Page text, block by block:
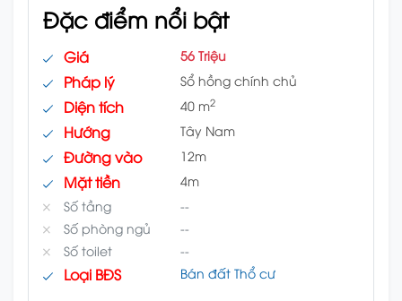
Đặc điểm nổi bật
Giá 56 Triệu
Pháp lý Sổ hồng chính chủ
Diện tích 40 m2
Hướng Tây Nam
Đường vào 12m
Mặt tiền
4m
Số tầng
--
Số phòng ngủ
--
Số toilet
--
Loại BĐS Bán đất Thổ cư